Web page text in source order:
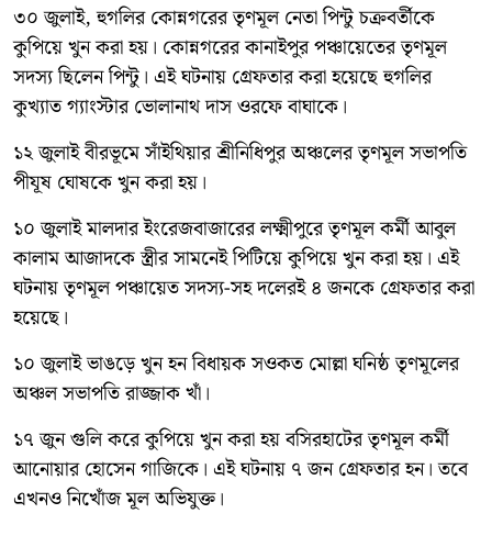
৩০ জুলাই, হুগলির কোন্নগরের তৃণমূল নেতা পিন্টু চক্রবর্তীকে
কুপিয়ে খুন করা হয়। কোন্নগরের কানাইপুর পঞ্চায়েতের তৃণমূল
সদস্য ছিলেন পিন্টু। এই ঘটনায় গ্রেফতার করা হয়েছে হুগলির
কুখ্যাত গ্যাংস্টার ভোলানাথ দাস ওরফে বাঘাকে।
১২ জুলাই বীরভূমে সাঁইথিয়ার শ্রীনিধিপুর অঞ্চলের তৃণমূল সভাপতি
পীযূষ ঘোষকে খুন করা হয়।
১০ জুলাই মালদার ইংরেজবাজারের লক্ষ্মীপুরে তৃণমূল কর্মী আবুল
কালাম আজাদকে স্ত্রীর সামনেই পিটিয়ে কুপিয়ে খুন করা হয়। এই
ঘটনায় তৃণমূল পঞ্চায়েত সদস্য-সহ দলেরই ৪ জনকে গ্রেফতার করা
হয়েছে।
১০ জুলাই ভাঙড়ে খুন হন বিধায়ক সওকত মোল্লা ঘনিষ্ঠ তৃণমূলের
অঞ্চল সভাপতি রাজ্জাক খাঁ।
১৭ জুন গুলি করে কুপিয়ে খুন করা হয় বসিরহাটের তৃণমূল কর্মী
আনোয়ার হোসেন গাজিকে। এই ঘটনায় ৭ জন গ্রেফতার হন। তবে
এখনও নিখোঁজ মূল অভিযুক্ত।